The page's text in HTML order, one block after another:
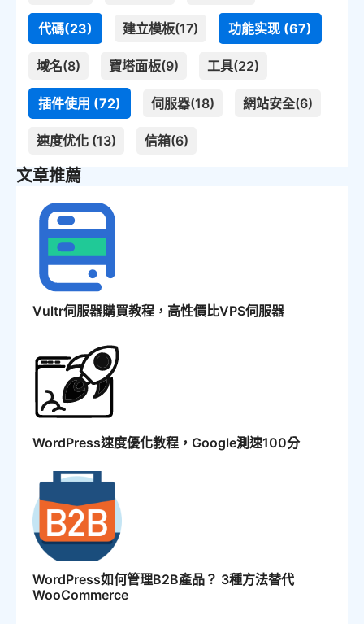
代碼(23) 建立模板(17) 功能实现 (67)
域名(8) 寶塔面板(9) 工具(22)
插件使用 (72) 伺服器(18) 網站安全(6)
速度优化 (13) 信箱(6)
文章推薦
Vultr伺服器購買教程，高性價比VPS伺服器
WordPress速度優化教程，Google測速100分
WordPress如何管理B2B產品？ 3種方法替代
WooCommerce